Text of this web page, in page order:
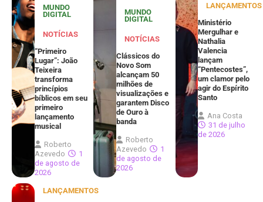
MUNDO
DIGITAL
NOTÍCIAS
“Primeiro
Lugar”: João
Teixeira
transforma
princípios
bíblicos em seu
primeiro
lançamento
musical
Roberto
Azevedo
1
de agosto de
2026
MUNDO
DIGITAL
NOTÍCIAS
Clássicos do
Novo Som
alcançam 50
milhões de
visualizações e
garantem Disco
de Ouro à
banda
Roberto
Azevedo
1
de agosto de
2026
LANÇAMENTOS
Ministério
Mergulhar e
Nathalia
Valencia
lançam
“Pentecostes”,
um clamor pelo
agir do Espírito
Santo
Ana Costa
31 de julho
de 2026
LANÇAMENTOS